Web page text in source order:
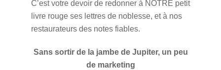
C’est votre devoir de redonner à NOTRE petit
livre rouge ses lettres de noblesse, et à nos
restaurateurs des notes fiables.
Sans sortir de la jambe de Jupiter, un peu
de marketing